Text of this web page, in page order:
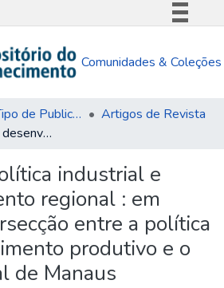
Comunica BR
Acesso à informação
Comunidades & Coleções
Navegar por Tipo de Publicação
Artigos de Revista
Política industrial e desenvolvimento regional : em busca da intersecção entre a política de desenvolvimento produtivo e o polo industrial de Manaus
industrial e
regional : em
entre a política
produtivo e o
de Manaus